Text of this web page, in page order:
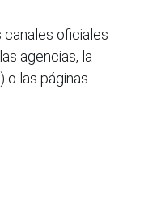
canales oficiales
agencias, la
o las páginas